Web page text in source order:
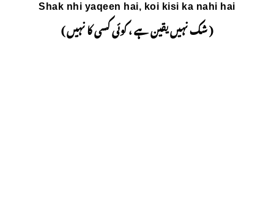
Shak nhi yaqeen
کسی کا نہیں )